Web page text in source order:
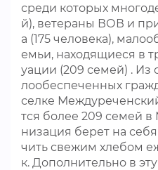
среди которых
й), ветераны ВОВ и
а (175 человека),
емьи, находящиеся в
уации (209 семей) . Из
лообеспеченных
селке
тся более 209 семей
низация берет на
чить свежим хлебом
к. Дополнительно в